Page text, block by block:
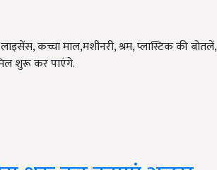
कच्चा माल,मशीनरी, श्रम, प्लास्टिक की बोतलें,
शुरू कर पाएंगे.